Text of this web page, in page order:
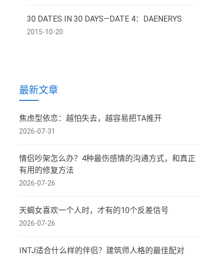
30 DATES IN 30 DAYS—DATE 4：DAENERYS
2015-10-20
最新文章
焦虑型依恋：越怕失去，越容易把TA推开
2026-07-31
情侣吵架怎么办？4种最伤感情的沟通方式，和真正
有用的修复方法
2026-07-26
天蝎女喜欢一个人时，才有的10个反差信号
2026-07-26
INTJ适合什么样的伴侣？建筑师人格的最佳配对